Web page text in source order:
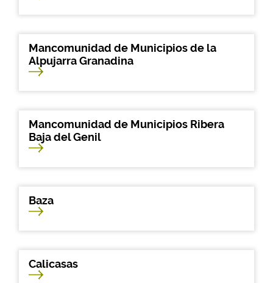
Mancomunidad de Municipios de la
Alpujarra Granadina
Mancomunidad de Municipios Ribera
Baja del Genil
Baza
Calicasas